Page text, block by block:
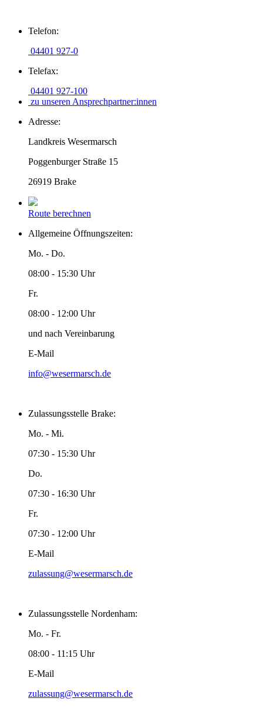
Inhalt
Telefon:
04401 927-0
Telefax:
04401 927-100
zu unseren Ansprechpartner:innen
Adresse:
Landkreis Wesermarsch
Poggenburger Straße 15
26919 Brake
Route berechnen
Allgemeine Öffnungszeiten:
Mo. - Do.
08:00 - 15:30 Uhr
Fr.
08:00 - 12:00 Uhr
und nach Vereinbarung
E-Mail
info@wesermarsch.de
Zulassungsstelle Brake:
Mo. - Mi.
07:30 - 15:30 Uhr
Do.
07:30 - 16:30 Uhr
Fr.
07:30 - 12:00 Uhr
E-Mail
zulassung@wesermarsch.de
Zulassungsstelle Nordenham:
Mo. - Fr.
08:00 - 11:15 Uhr
E-Mail
zulassung@wesermarsch.de